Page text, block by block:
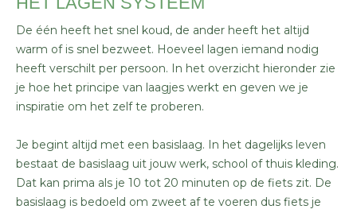
De één heeft het snel koud, de ander heeft het altijd
warm of is snel bezweet. Hoeveel lagen iemand nodig
heeft verschilt per persoon. In het overzicht hieronder zie
je hoe het principe van laagjes werkt en geven we je
inspiratie om het zelf te proberen.
Je begint altijd met een basislaag. In het dagelijks leven
bestaat de basislaag uit jouw werk, school of thuis kleding.
Dat kan prima als je 10 tot 20 minuten op de fiets zit. De
basislaag is bedoeld om zweet af te voeren dus fiets je